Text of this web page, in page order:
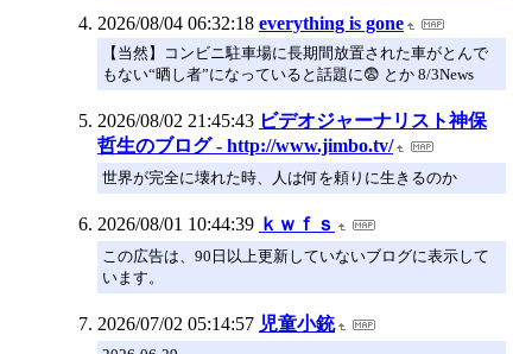
2026/08/04 06:32:18 everything is gone
【当然】コンビニ駐車場に長期間放置された車がとんで
もない“晒し者”になっていると話題に😨 とか 8/3News
2026/08/02 21:45:43 ビデオジャーナリスト神保
哲生のブログ - http://www.jimbo.tv/
世界が完全に壊れた時、人は何を頼りに生きるのか
2026/08/01 10:44:39 ｋｗｆｓ
この広告は、90日以上更新していないブログに表示して
います。
2026/07/02 05:14:57 児童小銃